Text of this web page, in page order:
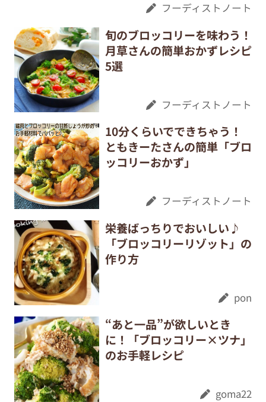
フーディストノート
旬のブロッコリーを味わう！
月草さんの簡単おかずレシピ
5選
フーディストノート
10分くらいでできちゃう！
ともきーたさんの簡単「ブロ
ッコリーおかず」
フーディストノート
栄養ばっちりでおいしい♪
「ブロッコリーリゾット」の
作り方
pon
“あと一品”が欲しいとき
に！「ブロッコリー×ツナ」
のお手軽レシピ
goma22